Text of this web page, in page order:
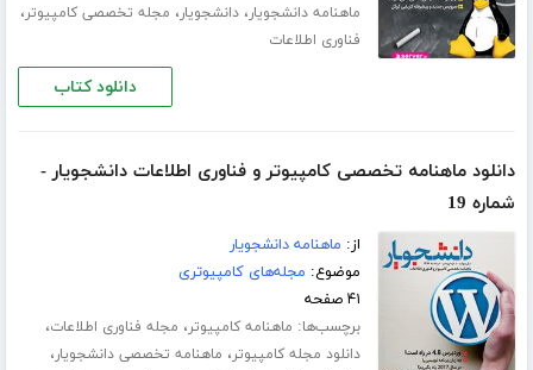
ماهنامه دانشجویار،دانشجویار، مجله تخصصی کامپیوتر،
فناوری اطلاعات
دانلود کتاب
دانلود ماهنامه تخصصی کامپیوتر و فناوری اطلاعات دانشجویار -
شماره 19
از: ماهنامه دانشجویار
موضوع: مجله‌های کامپیوتری
۴۱ صفحه
برچسب‌ها: ماهنامه کامپیوتر، مجله فناوری اطلاعات،
دانلود مجله کامپیوتر، ماهنامه تخصصی دانشجویار،